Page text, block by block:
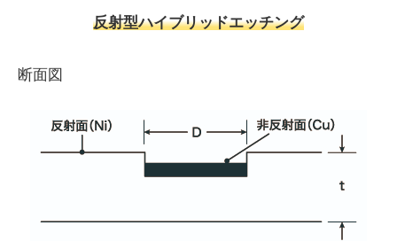
反射型ハイブリッドエッチング
断面図